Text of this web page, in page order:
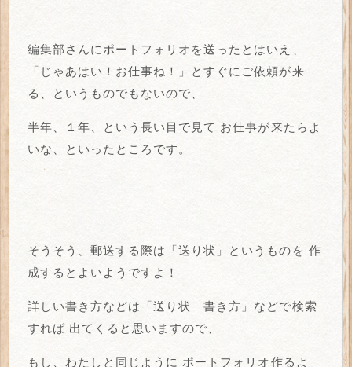
編集部さんにポートフォリオを送ったとはいえ、
「じゃあはい！お仕事ね！」とすぐにご依頼が来
る、というものでもないので、
半年、１年、という長い目で見て お仕事が来たらよ
いな、といったところです。
そうそう、郵送する際は「送り状」というものを 作
成するとよいようですよ！
詳しい書き方などは「送り状 書き方」などで検索
すれば出てくると思いますので、
もし、わたしと同じように ポートフォリオ作るよ